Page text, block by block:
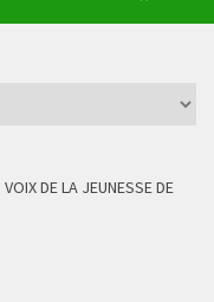
DE LA JEUNESSE DE